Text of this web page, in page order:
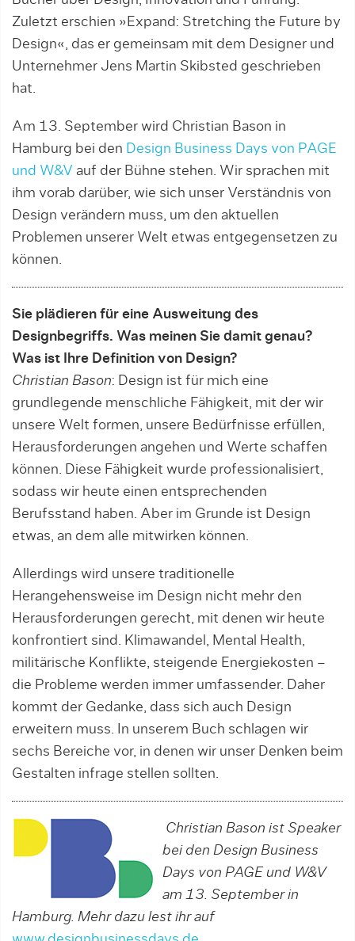
Zuletzt erschien »Expand: Stretching the Future by
Design«, das er gemeinsam mit dem Designer und
Unternehmer Jens Martin Skibsted geschrieben
hat.
Am 13. September wird Christian Bason in
Hamburg bei den Design Business Days von PAGE
und W&V auf der Bühne stehen. Wir sprachen mit
ihm vorab darüber, wie sich unser Verständnis von
Design verändern muss, um den aktuellen
Problemen unserer Welt etwas entgegensetzen zu
können.
Sie plädieren für eine Ausweitung des
Designbegriffs. Was meinen Sie damit genau?
Was ist Ihre Definition von Design?
Christian Bason: Design ist für mich eine
grundlegende menschliche Fähigkeit, mit der wir
unsere Welt formen, unsere Bedürf­nisse erfüllen,
Herausforderungen angehen und Werte schaffen
können. Diese Fä­higkeit wurde professionalisiert,
sodass wir heute einen entsprechenden
Berufsstand haben. Aber im Grunde ist Design
etwas, an dem alle mitwirken können.
Allerdings wird unsere traditionelle
Herangehensweise im Design nicht mehr den
Herausforderungen gerecht, mit de­nen wir heute
konfrontiert sind. Klima­wandel, Mental Health,
militäri­sche Konflikte, steigende Energiekos­ten –
die Probleme werden immer umfassen­der. Daher
kommt der Gedanke, dass sich auch Design
erweitern muss. In unserem Buch schlagen wir
sechs Bereiche vor, in denen wir unser Denken beim
Gestalten infrage stellen sollten.
Christian Bason ist Speaker
bei den Design Business
Days von PAGE und W&V
am 13. September in
Hamburg. Mehr dazu lest ihr auf